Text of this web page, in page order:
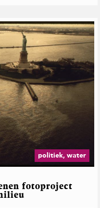
politiek, water
fotoproject